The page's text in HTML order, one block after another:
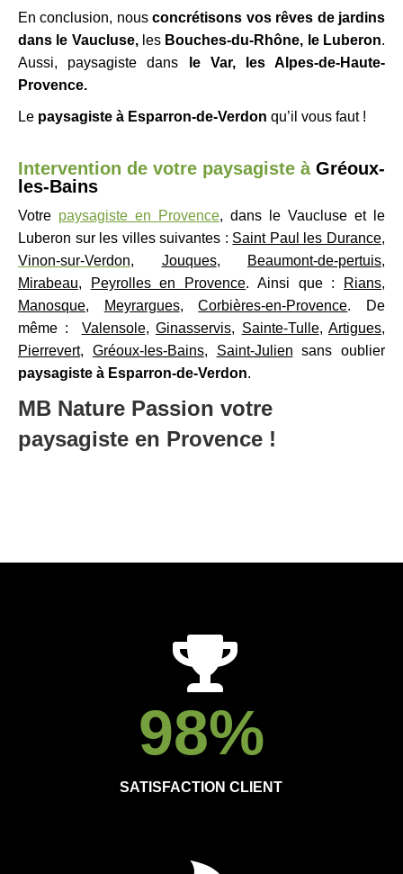
En conclusion, nousconcrétisons vos rêves de jardins
dans le Vaucluse, les Bouches-du-Rhône, le Luberon.
Aussi, paysagiste dans le Var, les Alpes-de-Haute-
Provence.
Le paysagiste à Esparron-de-Verdon qu’il vous faut !
Intervention de votre paysagiste à Gréoux-
les-Bains
Votre paysagiste en Provence, dans le Vaucluse et le
Luberon sur les villes suivantes : Saint Paul les Durance,
Vinon-sur-Verdon, Jouques, Beaumont-de-pertuis,
Mirabeau, Peyrolles en Provence. Ainsi que : Rians,
Manosque, Meyrargues,Corbières-en-Provence. De
même : Valensole, Ginasservis, Sainte-Tulle, Artigues,
Pierrevert, Gréoux-les-Bains, Saint-Julien sans oublier
paysagiste à Esparron-de-Verdon.
MB Nature Passion votre
paysagiste en Provence !
98%
SATISFACTION CLIENT